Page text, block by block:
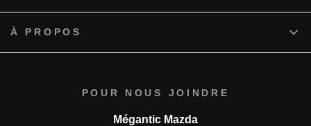
POUR NOUS JOINDRE
Mégantic Mazda
À PROPOS